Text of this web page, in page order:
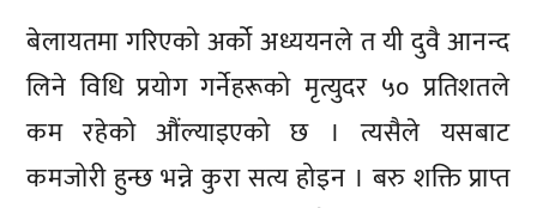
बेलायतमा गरिएको अर्को अध्ययनले त यी दुवै आनन्द
लिने विधि प्रयोग गर्नेहरूको मृत्युदर ५० प्रतिशतले
कम रहेको औंल्याइएको छ । त्यसैले यसबाट
कमजोरी हुन्छ भन्ने कुरा सत्य होइन । बरु शक्ति प्राप्त